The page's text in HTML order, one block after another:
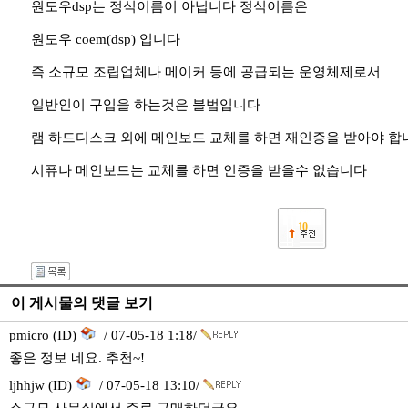
원도우dsp는 정식이름이 아닙니다 정식이름은
원도우 coem(dsp) 입니다
즉 소규모 조립업체나 메이커 등에 공급되는 운영체제로서
일반인이 구입을 하는것은 불법입니다
램 하드디스크 외에 메인보드 교체를 하면 재인증을 받아야 합
시퓨나 메인보드는 교체를 하면 인증을 받을수 없습니다
10
이 게시물의 댓글 보기
pmicro (ID)
/ 07-05-18 1:18/
좋은 정보 네요. 추천~!
ljhhjw (ID)
/ 07-05-18 13:10/